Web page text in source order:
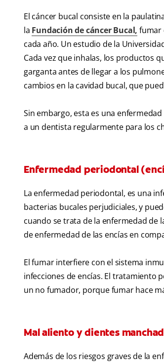
El cáncer bucal consiste en la
la Fundación de cáncer Bucal, fumar
cada año. Un estudio de la
Cada vez que inhalas, los productos
garganta antes de llegar a los
cambios en la cavidad bucal, que
Sin embargo, esta es una
a un dentista regularmente para los
Enfermedad periodontal
La enfermedad periodontal, es una
bacterias bucales perjudiciales, y
cuando se trata de la enfermedad de
de enfermedad de las encías en
El fumar interfiere con el sistema
infecciones de encías. El
un no fumador, porque fumar hace
Mal aliento y dientes
Además de los riesgos graves de la